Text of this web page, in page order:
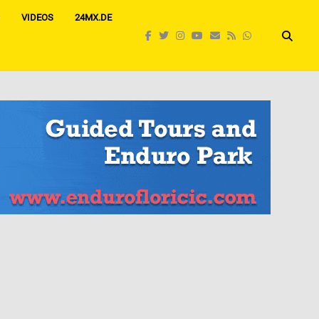
VIDEOS 24MX.DE